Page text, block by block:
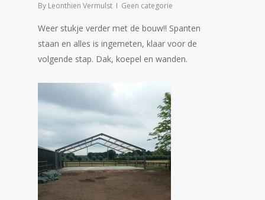
By Leonthien Vermulst Geen categorie
Weer stukje verder met de bouw!! Spanten
staan en alles is ingemeten, klaar voor de
volgende stap. Dak, koepel en wanden.